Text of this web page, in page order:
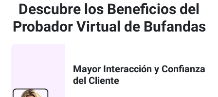
Descubre los Beneficios del
Probador Virtual de Bufandas
Mayor Interacción y Confianza
del Cliente